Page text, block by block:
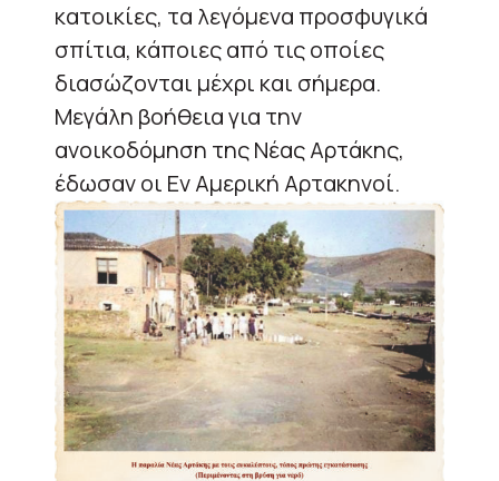
κατοικίες, τα λεγόμενα προσφυγικά
σπίτια, κάποιες από τις οποίες
διασώζονται μέχρι και σήμερα.
Μεγάλη βοήθεια για την
ανοικοδόμηση της Νέας Αρτάκης,
έδωσαν οι Εν Αμερική Αρτακηνοί.